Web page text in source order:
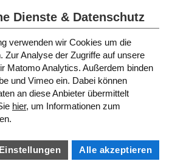
UND
2021
Dienste & Datenschutz
verwenden wir Cookies um die
Zur Analyse der Zugriffe auf unsere
Matomo Analytics. Außerdem binden
und Vimeo ein. Dabei können
an diese Anbieter übermittelt
hier, um Informationen zum
Einstellungen Alle akzeptieren